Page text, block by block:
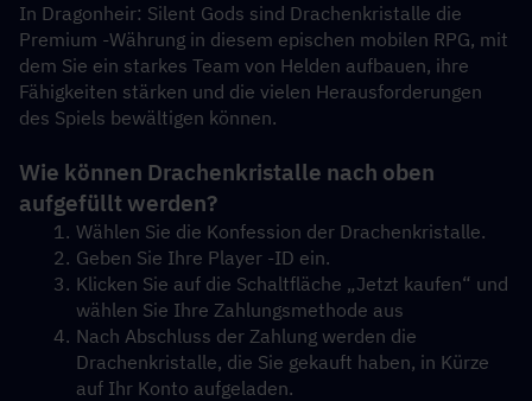
In Dragonheir: Silent Gods sind Drachenkristalle die
Premium -Währung in diesem epischen mobilen RPG, mit
dem Sie ein starkes Team von Helden aufbauen, ihre
Fähigkeiten stärken und die vielen Herausforderungen
des Spiels bewältigen können.
Wie können Drachenkristalle nach oben
aufgefüllt werden?
Wählen Sie die Konfession der Drachenkristalle.
Geben Sie Ihre Player -ID ein.
Klicken Sie auf die Schaltfläche „Jetzt kaufen“ und
wählen Sie Ihre Zahlungsmethode aus
Nach Abschluss der Zahlung werden die
Drachenkristalle, die Sie gekauft haben, in Kürze
auf Ihr Konto aufgeladen.